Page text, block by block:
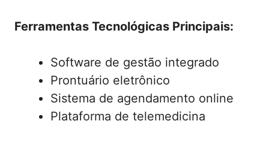
Ferramentas Tecnológicas Principais:
Software de gestão integrado
Prontuário eletrônico
Sistema de agendamento online
Plataforma de telemedicina